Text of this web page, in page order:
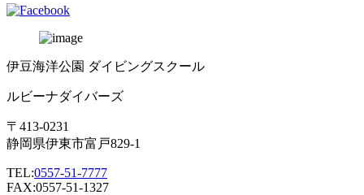
伊豆海洋公園 ダイビングスクール
ルビーナダイバーズ
〒413-0231
静岡県伊東市富戸829-1
TEL:0557-51-7777
FAX:0557-51-1327